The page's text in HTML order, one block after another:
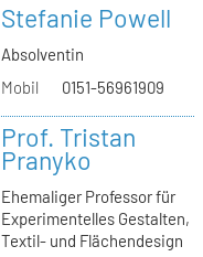
Stefanie Powell
Absolventin
Mobil
0151-56961909
Prof. Tristan
Pranyko
Ehemaliger Professor für
Experimentelles Gestalten,
Textil- und Flächendesign